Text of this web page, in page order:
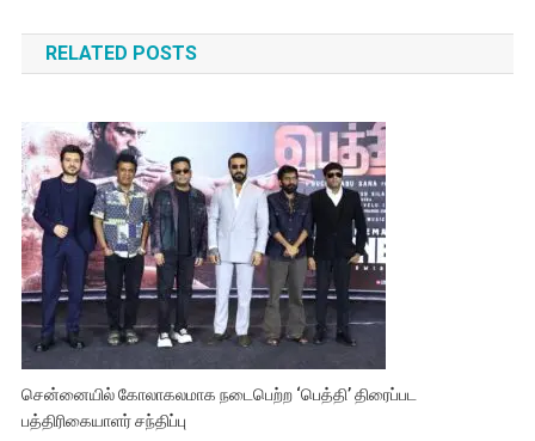
navigation
RELATED POSTS
சென்னையில் கோலாகலமாக நடைபெற்ற ‘பெத்தி’ திரைப்பட
பத்திரிகையாளர் சந்திப்பு